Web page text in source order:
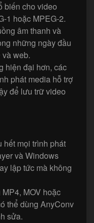
biến cho video
1 hoặc MPEG-2.
âm thanh và
những ngày đầu
web.
hiện đại hơn, các
phát media hỗ trợ
để lưu trữ video
hết mọi trình phát
và Windows
lập tức mà không
MOV hoặc
thể dùng AnyConv
sửa.